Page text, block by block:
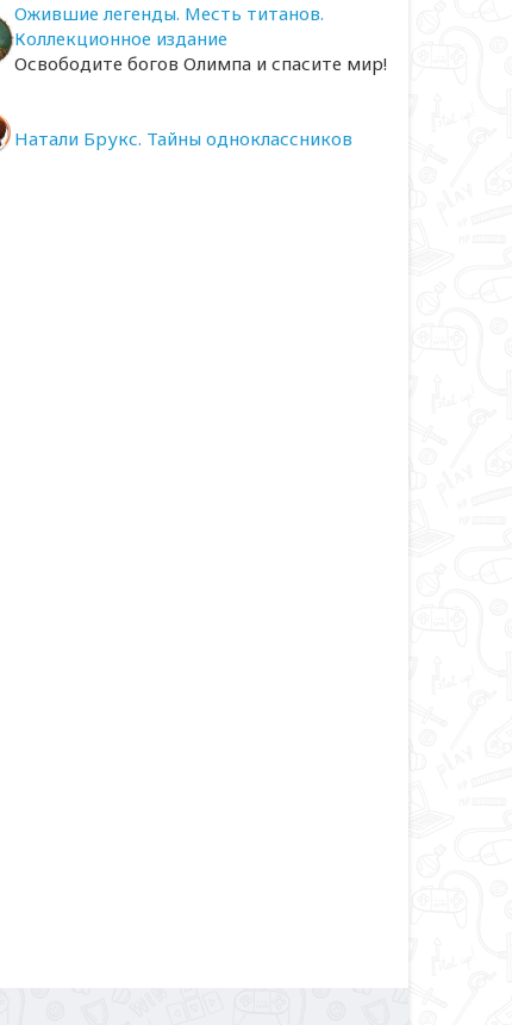
Ожившие легенды. Месть титанов.
Коллекционное издание
Освободите богов Олимпа и спасите мир!
Натали Брукс. Тайны одноклассников